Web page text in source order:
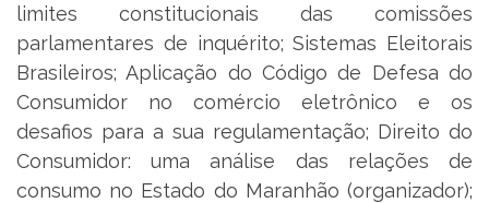
limites constitucionais das comissões
parlamentares de inquérito; Sistemas Eleitorais
Brasileiros; Aplicação do Código de Defesa do
Consumidor no comércio eletrônico e os
desafios para a sua regulamentação; Direito do
Consumidor: uma análise das relações de
consumo no Estado do Maranhão (organizador);